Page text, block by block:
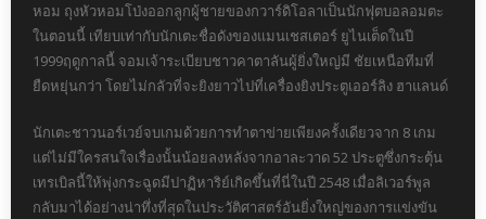
หอม ถุงหัวหอมโป่งออกลูกผู้ชายของกวาร์ดิโอลาเป็นนักฟุตบอลอมตะ
ในตอนนี้ เทียบเท่ากับนักเตะชื่อดังของแมนเชสเตอร์ ยูไนเต็ดในปี
1999ฤดูกาลนี้ จอมเจ้าระเบียบชาวคาตาลันผู้ยิ่งใหญ่มี ชัยเหนือทีมที่
ยืดหยุ่นกว่า โดยไม่กลัวที่จะยิงยาวไปที่เครื่องยิงประตูเออร์ลิง ฮาแลนด์
นักเตะชาวนอร์เวย์จบเกมด้วยการทำตาข่ายเพียงครั้งเดียวจาก 8 เกม
แต่ไม่มีใครสนใจเรื่องนั้นน้อยลงหลังจากอาละวาด 52 ประตูซึ่งกระตุ้น
เทรเบิลนี้ให้พุ่งกระฉูดมีปาฏิหาริย์เกิดขึ้นที่นี่ในปี 2548 เมื่อลิเวอร์พูล
กลับมาได้อย่างน่าทึ่งที่สุดในประวัติศาสตร์อันยิ่งใหญ่ของการแข่งขัน